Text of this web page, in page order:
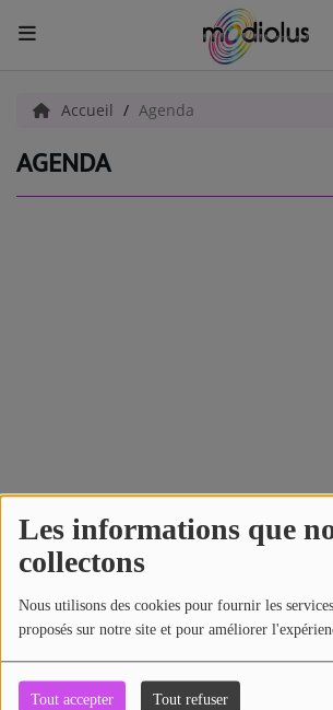
Les informations que
collectons
Nous utilisons des cookies pour fournir les
proposés sur notre site et pour améliorer
Tout accepter Tout refuser
ACCUEIL
Radio
ARTISTES
PLAYLIST
TITRES DIFFUSÉS
Médias
Accueil Agenda
AGENDA
Recherche par lieu
Recherche par date